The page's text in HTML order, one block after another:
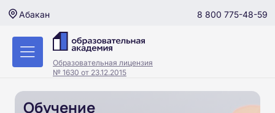
Абакан 8 800 775-48-59
Образовательная лицензия
№ 1630 от 23.12.2015
Обучение